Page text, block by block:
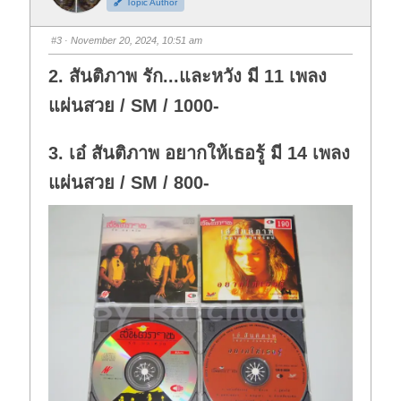
u
m
b
d
o
n
u
m
b
u
p
Topic Author
#3 · November 20, 2024, 10:51 am
2. สันติภาพ รัก...และหวัง มี 11 เพลง
แผ่นสวย / SM / 1000-
3. เอ๋ สันติภาพ อยากให้เธอรู้ มี 14 เพลง
แผ่นสวย / SM / 800-